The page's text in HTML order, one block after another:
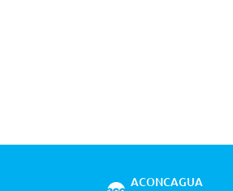
ACONCAGUA